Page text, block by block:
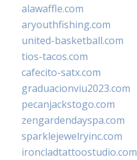
alawaffle.com
aryouthfishing.com
united-basketball.com
tios-tacos.com
cafecito-satx.com
graduacionviu2023.com
pecanjackstogo.com
zengardendayspa.com
sparklejewelryinc.com
ironcladtattoostudio.com